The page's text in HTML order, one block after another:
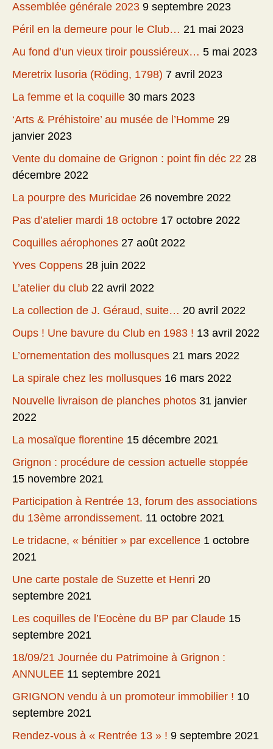
Assemblée générale 2023 9 septembre 2023
Péril en la demeure pour le Club… 21 mai 2023
Au fond d’un vieux tiroir poussiéreux… 5 mai 2023
Meretrix lusoria (Röding, 1798) 7 avril 2023
La femme et la coquille 30 mars 2023
‘Arts & Préhistoire’ au musée de l’Homme 29
janvier 2023
Vente du domaine de Grignon : point fin déc 22 28
décembre 2022
La pourpre des Muricidae 26 novembre 2022
Pas d’atelier mardi 18 octobre 17 octobre 2022
Coquilles aérophones 27 août 2022
Yves Coppens 28 juin 2022
L’atelier du club 22 avril 2022
La collection de J. Géraud, suite… 20 avril 2022
Oups ! Une bavure du Club en 1983 ! 13 avril 2022
L’ornementation des mollusques 21 mars 2022
La spirale chez les mollusques 16 mars 2022
Nouvelle livraison de planches photos 31 janvier
2022
La mosaïque florentine 15 décembre 2021
Grignon : procédure de cession actuelle stoppée
15 novembre 2021
Participation à Rentrée 13, forum des associations
du 13ème arrondissement. 11 octobre 2021
Le tridacne, « bénitier » par excellence 1 octobre
2021
Une carte postale de Suzette et Henri 20
septembre 2021
Les coquilles de l’Eocène du BP par Claude 15
septembre 2021
18/09/21 Journée du Patrimoine à Grignon :
ANNULEE 11 septembre 2021
GRIGNON vendu à un promoteur immobilier ! 10
septembre 2021
Rendez-vous à « Rentrée 13 » ! 9 septembre 2021